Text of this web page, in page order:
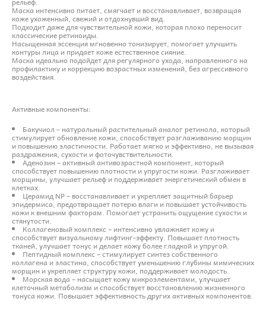
Маска интенсивно питает, смягчает и восстанавливает, возвращая
коже ухоженный, свежий и отдохнувший вид.
Подходит даже для чувствительной кожи, которая плохо переносит
классические ретиноиды.
Насыщенная эссенция мгновенно тонизирует, помогает улучшить
контуры лица и придает коже естественное сияние.
Маска идеально подойдет для регулярного ухода, направленного на
профилактику и коррекцию возрастных изменений, без агрессивного
воздействия.
Активные компоненты:
Бакучиол – натуральный растительный аналог ретинола, который
стимулирует обновление кожи, способствует разглаживанию морщин
и повышению эластичности. Работает мягко и эффективно, не вызывая
раздражения, сухости и фоточувствительности.
Аденозин – активный антивозрастной компонент, который
способствует повышению плотности и упругости кожи. Разглаживает
морщины, улучшает рельеф и поддерживает энергетический обмен в
клетках.
Церамид NP – восстанавливает и укрепляет защитный барьер
эпидермиса, предотвращает потерю влаги и повышает устойчивость
кожи к внешним факторам. Помогает устранить ощущение сухости и
стянутости.
Коллагеновый комплекс – интенсивно увлажняет кожу и
способствует визуальному лифтинг-эффекту. Повышает плотность
тканей, улучшает тонус и делает кожу более гладкой и упругой.
Пептидный комплекс – стимулирует синтез собственного
коллагена и эластина, способствует уменьшению глубины мимических
морщин и укрепляет структуру кожи, поддерживает молодость.
Морская вода – насыщает кожу микроэлементами, улучшает
клеточный метаболизм и способствует восстановлению жизненного
тонуса кожи. Повышает эффективность других активных компонентов.